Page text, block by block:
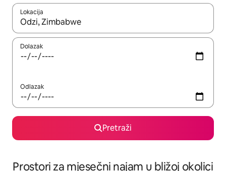
Lokacija
Kada budu dostupni rezultati, moći ćete ih pregledati
Dolazak
Odlazak
Pretraži
Prostori za mjesečni najam u bližoj okolici